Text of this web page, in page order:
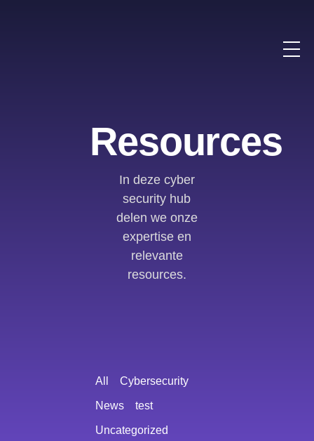
Resources
In deze cyber
security hub
delen we onze
expertise en
relevante
resources.
Cybersecurity
News test
Uncategorized
All